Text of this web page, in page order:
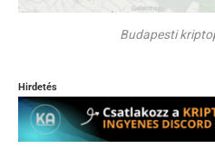
Budapesti
Hirdetés